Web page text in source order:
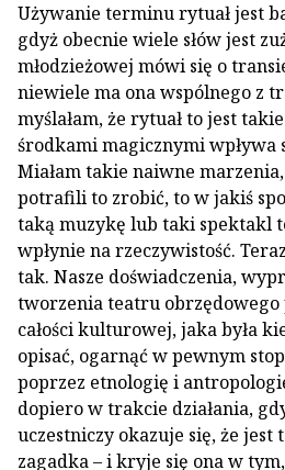
Używanie terminu rytuał jest
gdyż obecnie wiele słów jest
młodzieżowej mówi się o
niewiele ma ona wspólnego z
myślałam, że rytuał to jest
środkami magicznymi wpływa
Miałam takie naiwne
potrafili to zrobić, to w jakiś
taką muzykę lub taki spektakl
wpłynie na rzeczywistość.
tak. Nasze doświadczenia,
tworzenia teatru obrzędowego
całości kulturowej, jaka była
opisać, ogarnąć w pew­nym
poprzez etnologię i
dopiero w trakcie działania,
uczestniczy okazuje się, że jest
zagadka – i kryje się ona w